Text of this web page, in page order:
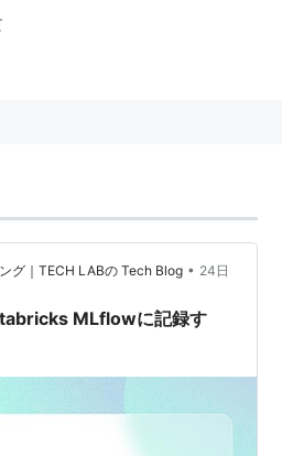
グ｜TECH LABの Tech Blog • 24日
MLflowに記録す